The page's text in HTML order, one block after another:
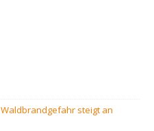
Waldbrandgefahr steigt an